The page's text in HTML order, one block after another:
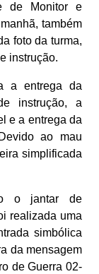
de Monitor e
também
foto da turma,
instrução.
a entrega da
instrução, a
e a entrega da
ao mau
simplificada
o jantar de
realizada uma
simbólica
da mensagem
de Guerra 02-